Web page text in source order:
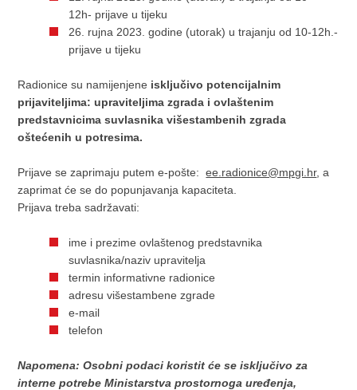
12h- prijave u tijeku
26. rujna 2023. godine (utorak) u trajanju od 10-12h.-
prijave u tijeku
Radionice su namijenjene isključivo potencijalnim
prijaviteljima: upraviteljima zgrada i ovlaštenim
predstavnicima suvlasnika višestambenih zgrada
oštećenih u potresima.
Prijave se zaprimaju putem e-pošte:ee.radionice@mpgi.hr, a
zaprimat će se do popunjavanja kapaciteta.
Prijava treba sadržavati:
ime i prezime ovlaštenog predstavnika
suvlasnika/naziv upravitelja
termin informativne radionice
adresu višestambene zgrade
e-mail
telefon
Napomena: Osobni podaci koristit će se isključivo za
interne potrebe Ministarstva prostornoga uređenja,